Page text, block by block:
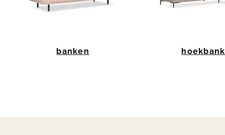
banken